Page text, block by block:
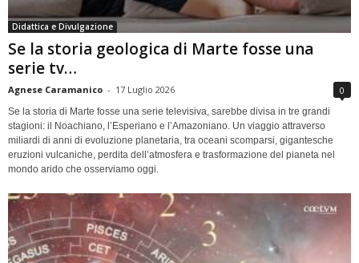
Didattica e Divulgazione
Se la storia geologica di Marte fosse una
serie tv…
Agnese Caramanico - 17 Luglio 2026 0
Se la storia di Marte fosse una serie televisiva, sarebbe divisa in tre grandi
stagioni: il Noachiano, l’Esperiano e l’Amazoniano. Un viaggio attraverso
miliardi di anni di evoluzione planetaria, tra oceani scomparsi, gigantesche
eruzioni vulcaniche, perdita dell’atmosfera e trasformazione del pianeta nel
mondo arido che osserviamo oggi.